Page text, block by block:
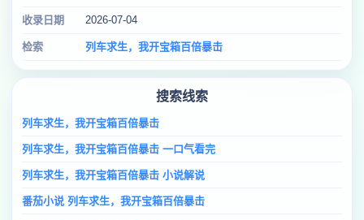
收录日期 2026-07-04
检索 列车求生，我开宝箱百倍暴击
搜索线索
列车求生，我开宝箱百倍暴击
列车求生，我开宝箱百倍暴击 一口气看完
列车求生，我开宝箱百倍暴击 小说解说
番茄小说 列车求生，我开宝箱百倍暴击